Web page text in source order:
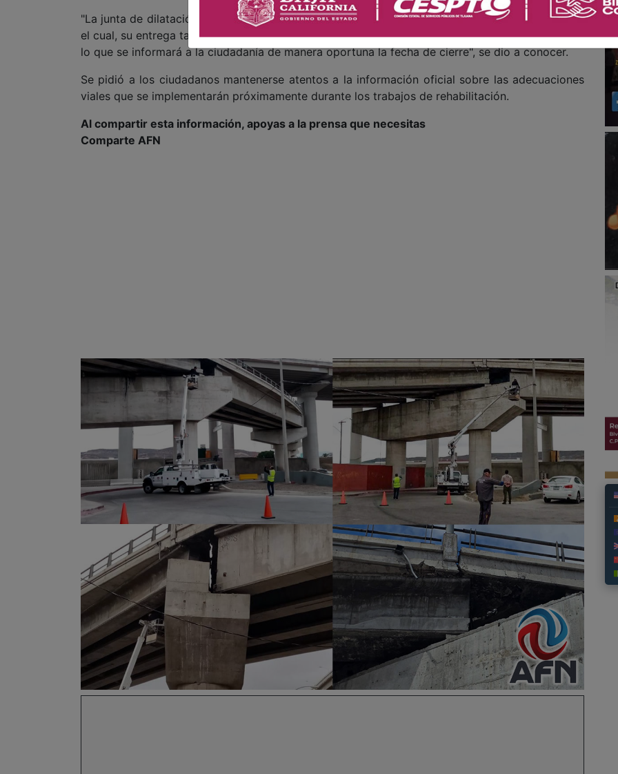
"La junta de dilatación será fabricada sobre medida por el proveedor especializado, motivo por
el cual, su entrega tardará aproximadamente una semana antes del inicio de la intervención, por
lo que se informará a la ciudadanía de manera oportuna la fecha de cierre", se dio a conocer.
Se pidió a los ciudadanos mantenerse atentos a la información oficial sobre las adecuaciones
viales que se implementarán próximamente durante los trabajos de rehabilitación.
Al compartir esta información, apoyas a la prensa que necesitas
Comparte AFN